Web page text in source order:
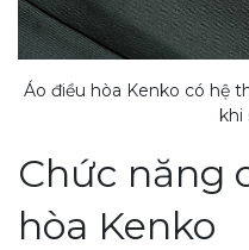
Áo điều hòa Kenko có hệ
khi
Chức năng
hòa Kenko